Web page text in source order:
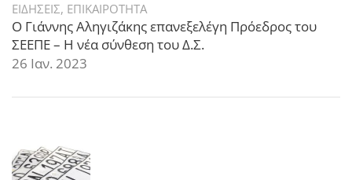
ΕΙΔΗΣΕΙΣ, ΕΠΙΚΑΙΡΟΤΗΤΑ
Ο Γιάννης Αληγιζάκης επανεξελέγη Πρόεδρος του
ΣΕΕΠΕ – Η νέα σύνθεση του Δ.Σ.
26 Ιαν. 2023